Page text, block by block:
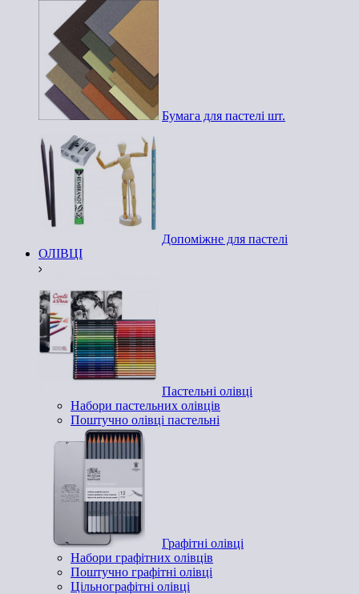
Бумага для пастелі шт.
Допоміжне для пастелі
ОЛІВЦІ
Пастельні олівці
Набори пастельних олівців
Поштучно олівці пастельні
Графітні олівці
Набори графітних олівців
Поштучно графітні олівці
Цільнографітні олівці